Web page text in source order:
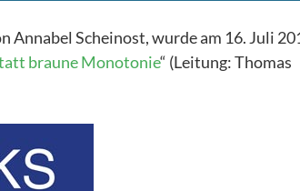
Annabel Scheinost, wurde am 16. Juli
braune Monotonie“ (Leitung: Thomas